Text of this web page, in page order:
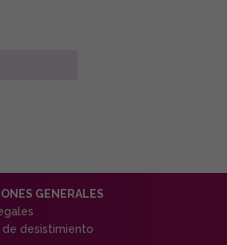
GENERALES
de desistimiento